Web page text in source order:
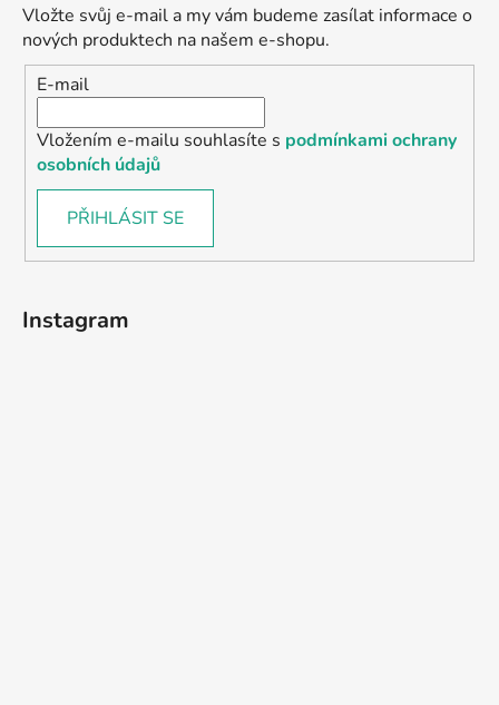
Vložte svůj e-mail a my vám budeme zasílat informace o
nových produktech na našem e-shopu.
E-mail
Vložením e-mailu souhlasíte s podmínkami ochrany
osobních údajů
PŘIHLÁSIT SE
Instagram